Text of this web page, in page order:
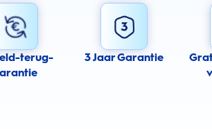
terug-
3 Jaar Garantie